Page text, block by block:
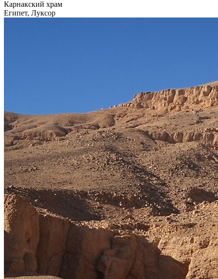
Карнакский храм
Египет, Луксор